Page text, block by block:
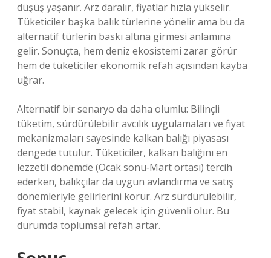
düşüş yaşanır. Arz daralır, fiyatlar hızla yükselir.
Tüketiciler başka balık türlerine yönelir ama bu da
alternatif türlerin baskı altına girmesi anlamına
gelir. Sonuçta, hem deniz ekosistemi zarar görür
hem de tüketiciler ekonomik refah açısından kayba
uğrar.
Alternatif bir senaryo da daha olumlu: Bilinçli
tüketim, sürdürülebilir avcılık uygulamaları ve fiyat
mekanizmaları sayesinde kalkan balığı piyasası
dengede tutulur. Tüketiciler, kalkan balığını en
lezzetli dönemde (Ocak sonu‑Mart ortası) tercih
ederken, balıkçılar da uygun avlandırma ve satış
dönemleriyle gelirlerini korur. Arz sürdürülebilir,
fiyat stabil, kaynak gelecek için güvenli olur. Bu
durumda toplumsal refah artar.